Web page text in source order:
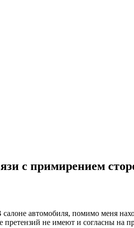
с примирением
автомобиля, помимо меня
не имеют и согласны на